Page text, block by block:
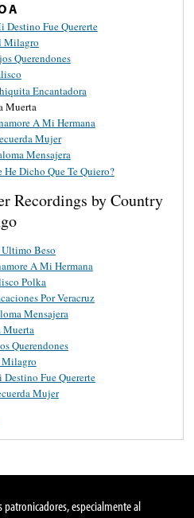
A
Destino Fue Quererte
Milagro
Querendones
Encantadora
Muerta
A Mi Hermana
Mujer
Mensajera
He Dicho Que Te Quiero?
Recordings by Country
Beso
A Mi Hermana
Polka
Por Veracruz
Mensajera
Muerta
Querendones
Destino Fue Quererte
Mujer
patronicadores, especialmente al